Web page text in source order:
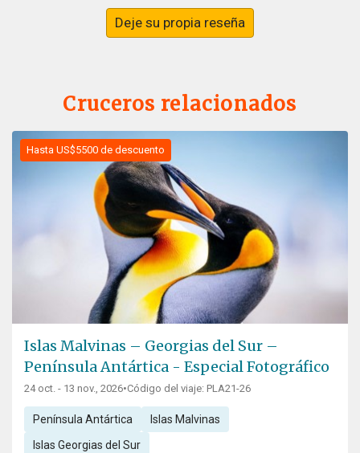
Deje su propia reseña
Cruceros relacionados
Hasta US$5500 de descuento
Islas Malvinas – Georgias del Sur –
Península Antártica - Especial Fotográfico
24 oct. - 13 nov., 2026•Código del viaje: PLA21-26
Península Antártica Islas Malvinas
Islas Georgias del Sur